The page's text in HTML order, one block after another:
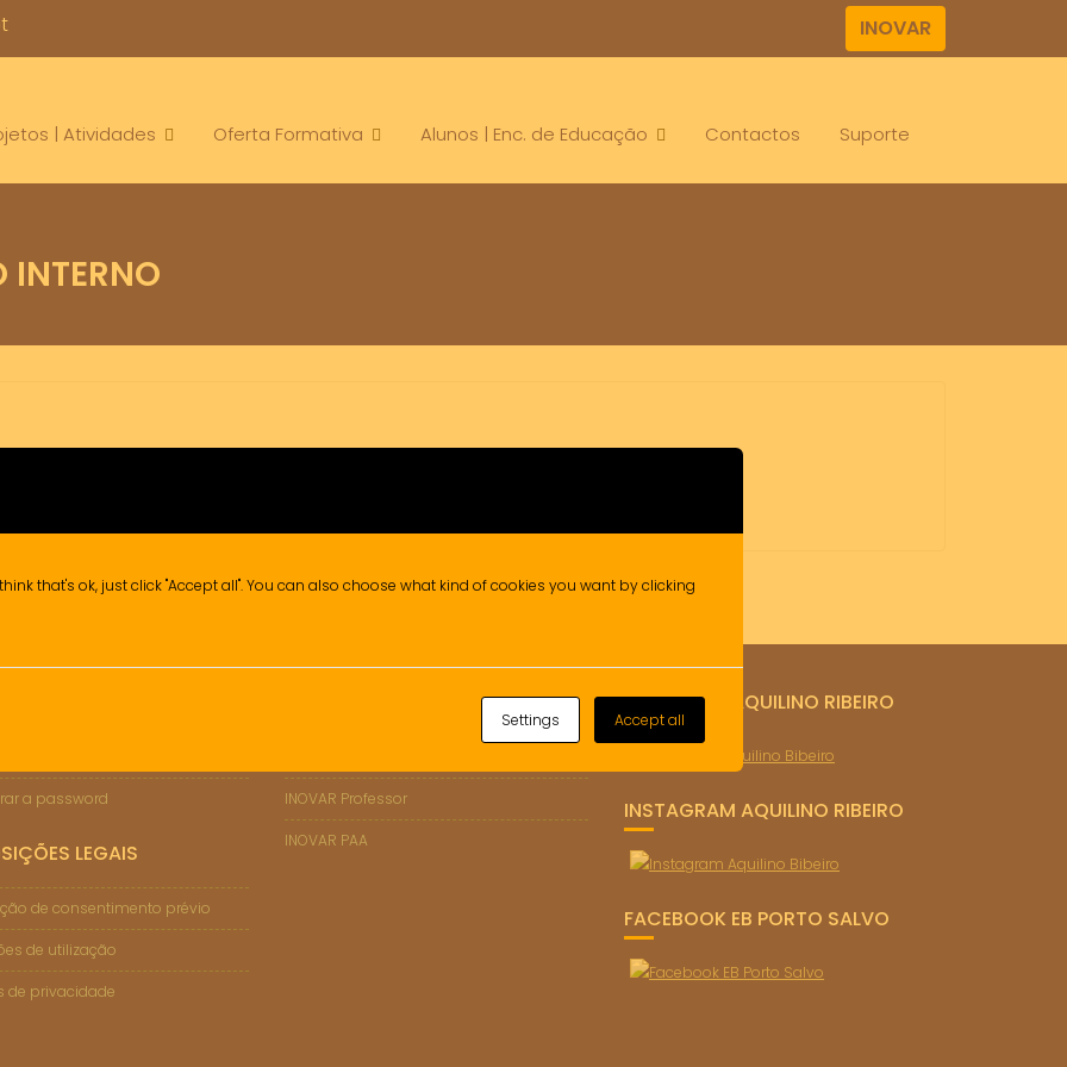
INOVAR
| Atividades Oferta Formativa Alunos | Enc. de Educação Contactos Suporte
INTERNO
a password
LEGAIS
de consentimento prévio
de utilização
de privacidade
INOVAR Professor
INOVAR PAA
FACEBOOK AQUILINO RIBEIRO
INSTAGRAM AQUILINO RIBEIRO
FACEBOOK EB PORTO SALVO
that's ok, just click "Accept all". You can also choose what kind of cookies you want by clicking
Settings Accept all